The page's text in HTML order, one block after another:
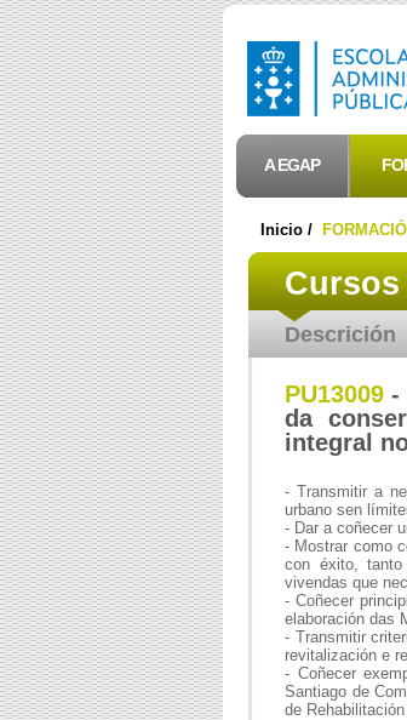
A EGAP
Inicio /
Descrición
Cursos
PU13009 -
da
integral
- Transmitir a
urbano sen
- Dar a coñecer
- Mostrar como
con éxito, tanto
vivendas que
- Coñecer
elaboración das
- Transmitir
revitalización e
- Coñecer
Santiago de
de